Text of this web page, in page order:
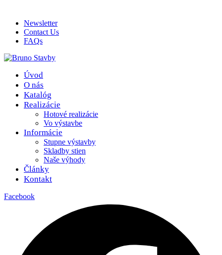
Newsletter
Contact Us
FAQs
Úvod
O nás
Katalóg
Realizácie
Hotové realizácie
Vo výstavbe
Informácie
Stupne výstavby
Skladby stien
Naše výhody
Články
Kontakt
Facebook